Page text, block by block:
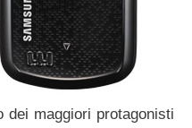
dei maggiori protagonisti